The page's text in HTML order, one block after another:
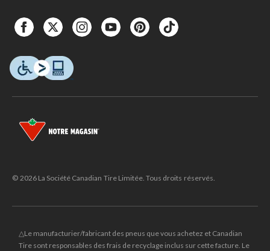
© 2026 La Société Canadian Tire Limitée. Tous droits réservés.
△Le manufacturier/fabricant des pneus que vous achetez et Canadian
Tire sont responsables des frais de recyclage inclus sur cette facture. Le